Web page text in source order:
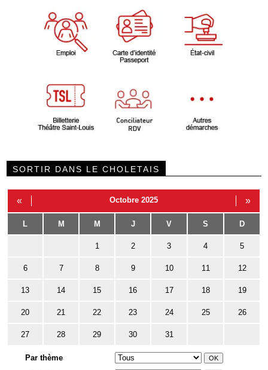
SORTIR DANS LE CHOLETAIS
« Octobre 2025 »
L M M J V S D
1 2 3 4 5
6 7 8 9 10 11 12
13 14 15 16 17 18 19
20 21 22 23 24 25 26
27 28 29 30 31
Par thème